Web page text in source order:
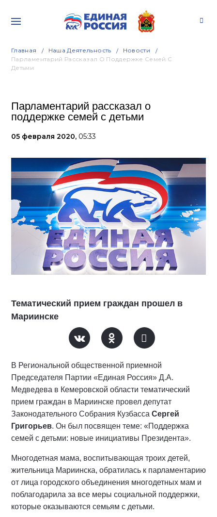
Главная Наша Деятельность
Новости
Парламентарий Рассказал О Поддержке Семей С
Детьми
Парламентарий рассказал о
поддержке семей с детьми
05 февраля 2020, 05:33
Тематический прием граждан прошел в
Мариинске
В Региональной общественной приемной
Председателя Партии «Единая Россия» Д.А.
Медведева в Кемеровской области тематический
прием граждан в Мариинске провел депутат
Законодательного Собрания Кузбасса Сергей
Григорьев. Он был посвящен теме: «Поддержка
семей с детьми: новые инициативы Президента».
Многодетная мама, воспитывающая троих детей,
жительница Мариинска, обратилась к парламентарию
от лица городского объединения многодетных мам и
поблагодарила за все меры социальной поддержки,
которые оказываются семьям с детьми.